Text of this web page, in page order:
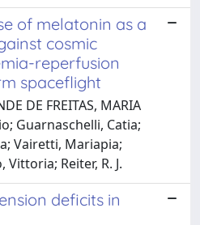
of melatonin as a
cosmic
reperfusion
spaceflight
DE FREITAS, MARIA
Guarnaschelli, Catia;
Vairetti, Mariapia;
Reiter, R. J.
deficits in